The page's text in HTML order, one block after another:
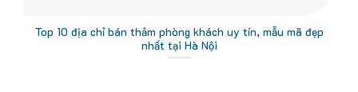
Top 10 địa chỉ bán thảm phòng khách uy tín, mẫu mã đẹp
nhất tại Hà Nội